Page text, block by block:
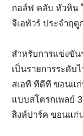
กอล์ฟ คลับ หัวหิน
จีเอทัวร์ ประจำฤ
สำหรับการแข่งขั
เป็นรายการระดับ
สเอที ทีดีที ขอนแก่
แบบสโตรกเพลย์
สิงห์ปาร์ค ขอนแ